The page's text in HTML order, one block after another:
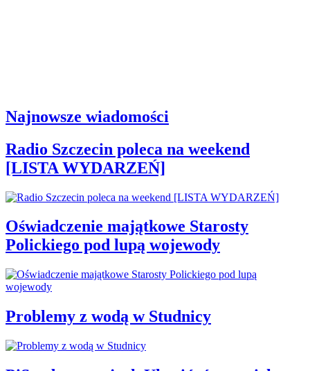
Najnowsze wiadomości
Radio Szczecin poleca na weekend
[LISTA WYDARZEŃ]
Oświadczenie majątkowe Starosty
Polickiego pod lupą wojewody
Problemy z wodą w Studnicy